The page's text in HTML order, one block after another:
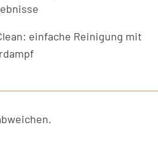
einfache Reinigung mit